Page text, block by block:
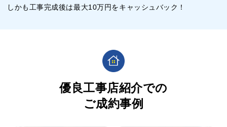
しかも工事完成後は最大10万円をキャッシュバック！
優良工事店紹介での
ご成約事例